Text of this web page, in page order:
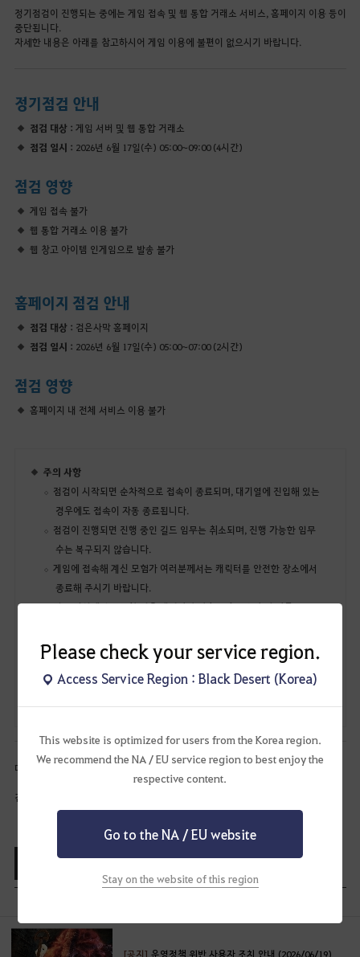
Please check your service region.
Access Service Region : Black Desert (Korea)
This website is optimized for users from the Korea region.
We recommend the NA / EU service region to best enjoy the
respective content.
Go to the NA / EU website
Stay on the website of this region
정기점검이 진행되는 중에는 게임 접속 및 웹 통합 거래소 서비스, 홈페이지 이용 등이
중단됩니다.
자세한 내용은 아래를 참고하시어 게임 이용에 불편이 없으시기 바랍니다.
정기점검 안내
점검 대상 : 게임 서버 및 웹 통합 거래소
점검 일시 : 2026년 6월 17일(수) 05:00~09:00 (4시간)
점검 영향
게임 접속 불가
웹 통합 거래소 이용 불가
웹 창고 아이템 인게임으로 발송 불가
홈페이지 점검 안내
점검 대상 : 검은사막 홈페이지
점검 일시 : 2026년 6월 17일(수) 05:00~07:00 (2시간)
점검 영향
홈페이지 내 전체 서비스 이용 불가
주의 사항
점검이 시작되면 순차적으로 접속이 종료되며, 대기열에 진입해 있는
경우에도 접속이 자동 종료됩니다.
점검이 진행되면 진행 중인 길드 임무는 취소되며, 진행 가능한 임무
수는 복구되지 않습니다.
게임에 접속해 계신 모험가 여러분께서는 캐릭터를 안전한 장소에서
종료해 주시기 바랍니다.
전투 지역에서 종료할 경우 캐릭터와 탑승물이 몬스터 및 다른
점검이 종료된 후에 접속 시 '이미 접속 중입니다.'라는 메시지가 노출될
경우 재접속해주시기 바랍니다.
점검 시간은 경우에 따라 변경, 연장 혹은 조기 종료될 수 있으며 이는
공지를 통해 안내해 드리겠습니다.
더욱 안정적인 서비스 제공을 위해 노력하겠습니다.
감사합니다.
[공지] 운영정책 위반 사용자 조치 안내 (2026/06/19)